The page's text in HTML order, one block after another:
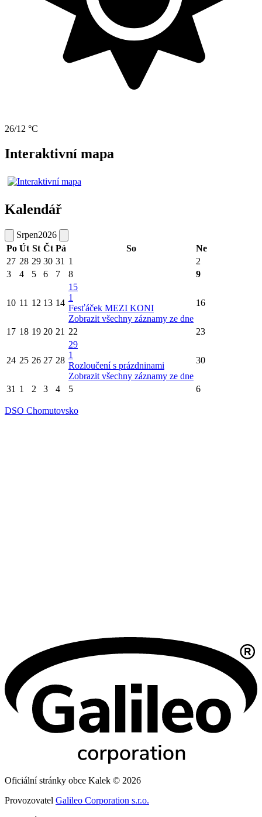
26/12 °C
Interaktivní mapa
Kalendář
Srpen2026
Po Út St Čt Pá So
Ne
27 28 29 30 31 1
2
3
4 5 6 7 8 9
10 11 12 13 14
15
1
Fesťáček MEZI KONI
Zobrazit všechny záznamy ze dne
16
17 18 19 20 21 22 23
24 25 26 27 28
29
1
Rozloučení s prázdninami
Zobrazit všechny záznamy ze dne
30
31 1 2 3 4 5 6
DSO Chomutovsko
Oficiální stránky obce Kalek © 2026
Provozovatel Galileo Corporation s.r.o.